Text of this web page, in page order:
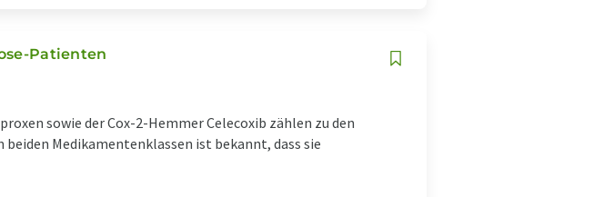
Patienten
sowie der Cox-2-Hemmer Celecoxib zählen zu den
Medikamentenklassen ist bekannt, dass sie